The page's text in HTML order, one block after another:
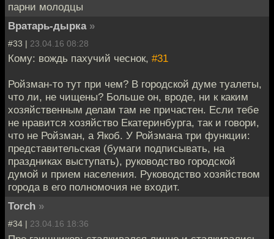
парни молодцы
Вратарь-дырка »
#33 | 23.04.16 08:28
Кому: вождь пахучий чеснок, #31
Ройзман-то тут при чем? В городской думе туалеты,
что ли, не чищены? Больше он, вроде, ни к каким
хозяйственным делам там не причастен. Если тебе
не нравится хозяйство Екатеринбурга, так и говори,
что не Ройзман, а Якоб. У Ройзмана три функции:
представительская (бумаги подписывать, на
праздниках выступать), руководство городской
думой и прием населения. Руководство хозяйством
города в его полномочия не входит.
Torch »
#34 | 23.04.16 18:36